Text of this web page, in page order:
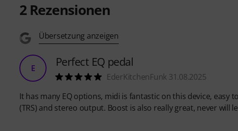
2 Rezensionen
Übersetzung anzeigen
E Perfect EQ pedal
EderKitchenFunk 31.08.2025
It has many EQ options, midi is fantastic on this device,
(TRS) and stereo output. Boost is also really great, never will